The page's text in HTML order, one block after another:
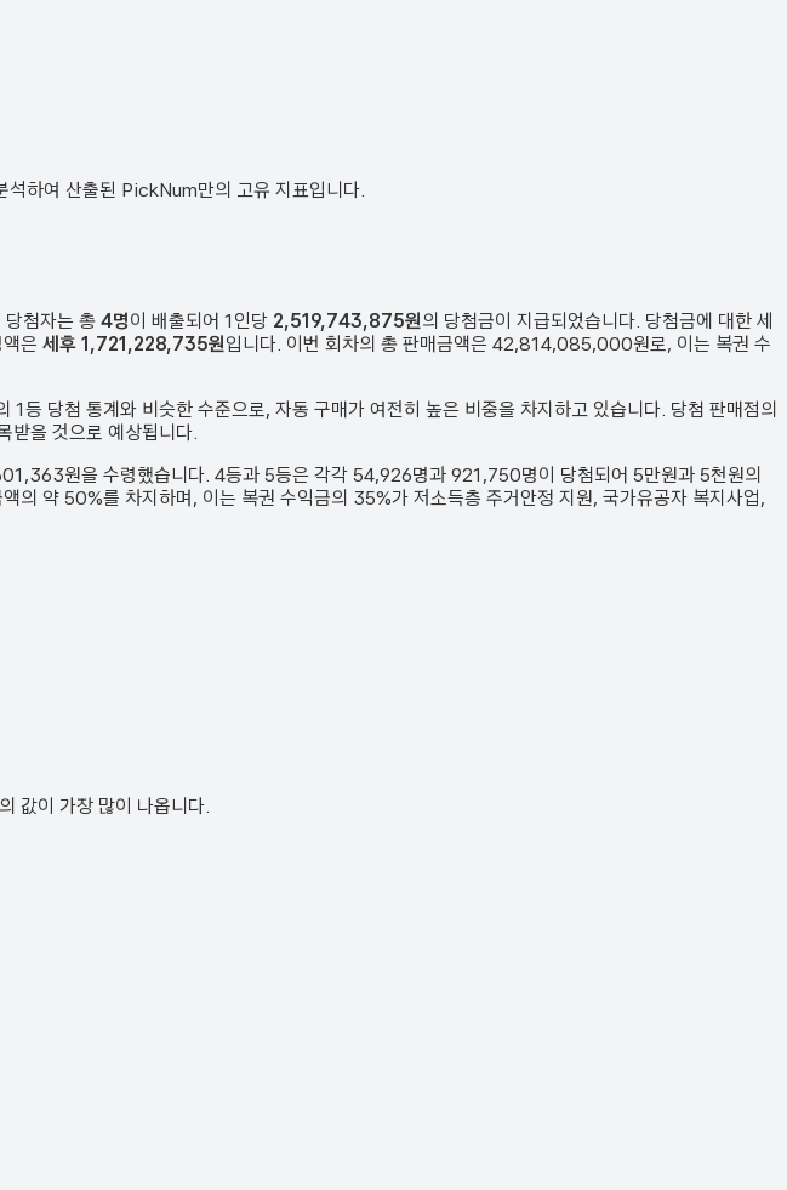
석하여 산출된 PickNum만의 고유 지표입니다.
당첨자는 총 4명이 배출되어 1인당 2,519,743,875원의 당첨금이 지급되었습니다. 당첨금에 대한 세
은 세후 1,721,228,735원입니다. 이번 회차의 총 판매금액은 42,814,085,000원로, 이는 복권 수
1등 당첨 통계와 비슷한 수준으로, 자동 구매가 여전히 높은 비중을 차지하고 있습니다. 당첨 판매점의
받을 것으로 예상됩니다.
원을 수령했습니다. 4등과 5등은 각각 54,926명과 921,750명이 당첨되어 5만원과 5천원의
의 약 50%를 차지하며, 이는 복권 수익금의 35%가 저소득층 주거안정 지원, 국가유공자 복지사업,
값이 가장 많이 나옵니다.